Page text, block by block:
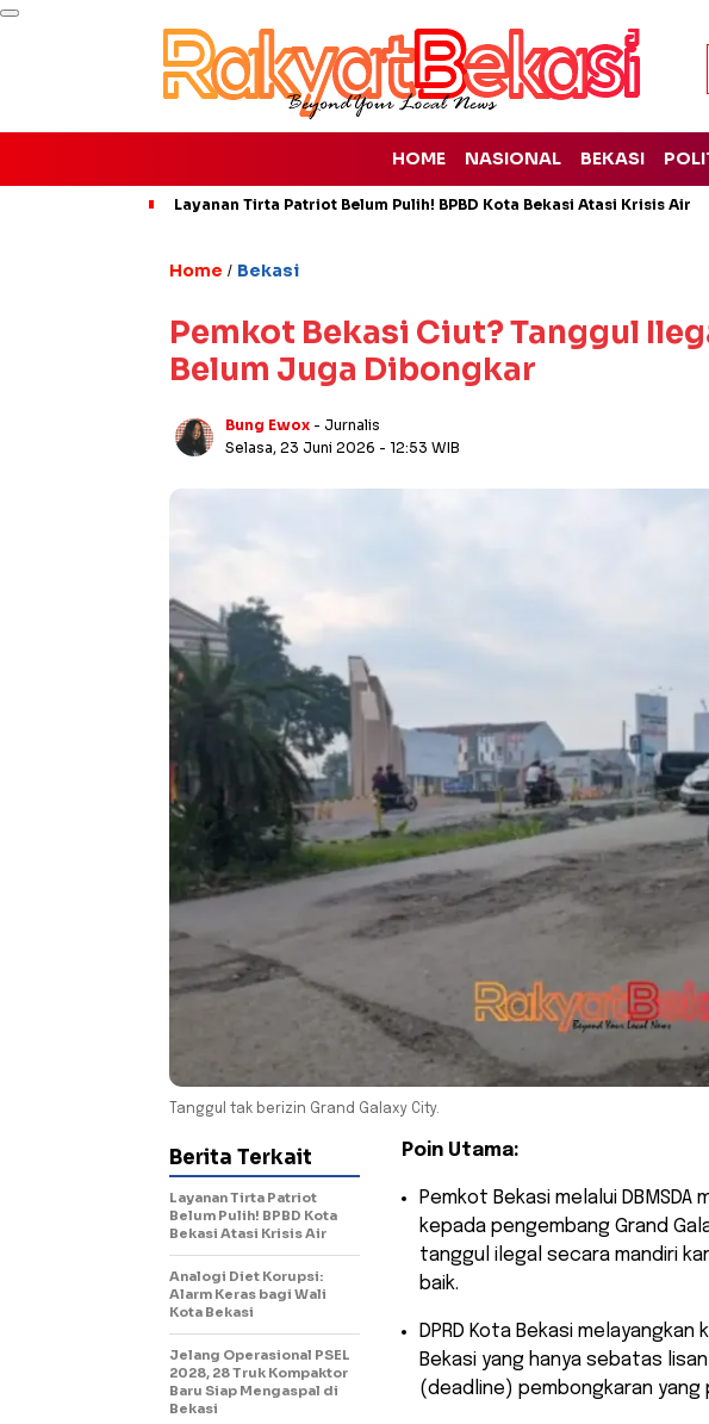
HOME NASIONAL BEKASI
Layanan Tirta Patriot Belum Pulih! BPBD Kota Bekasi Atasi Krisis Air
Home / Bekasi
Pemkot Bekasi Ciut? Tanggul
Belum Juga Dibongkar
Bung Ewox - Jurnalis
Selasa, 23 Juni 2026 - 12:53 WIB
Tanggul tak berizin Grand Galaxy City.
Poin Utama:
​Pemkot Bekasi melalui
kepada pengembang Grand
tanggul ilegal secara mandiri
baik.
​DPRD Kota Bekasi
Bekasi yang hanya sebatas
(deadline) pembongkaran yang
Berita Terkait
Layanan Tirta Patriot
Belum Pulih! BPBD Kota
Bekasi Atasi Krisis Air
Analogi Diet Korupsi:
Alarm Keras bagi Wali
Kota Bekasi
Jelang Operasional PSEL
2028, 28 Truk Kompaktor
Baru Siap Mengaspal di
Bekasi